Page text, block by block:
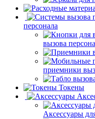
персонала
вызова
приемники
Токены
Аксессуары